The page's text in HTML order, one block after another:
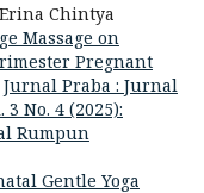
Chintya
Massage on
Pregnant
Jurnal Praba : Jurnal
No. 4 (2025):
Rumpun
Gentle Yoga